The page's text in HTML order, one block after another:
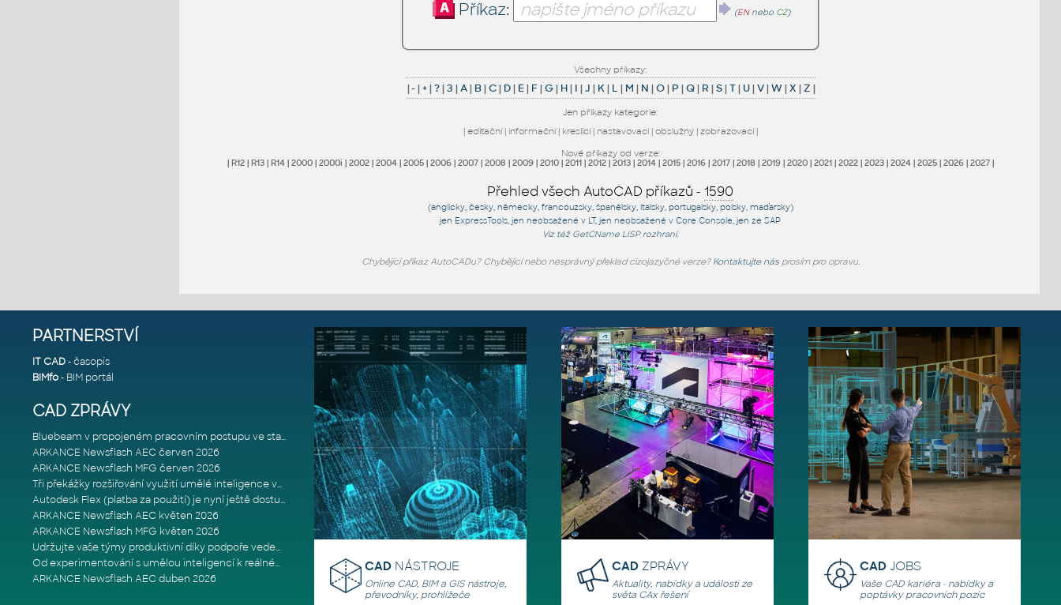
Příkaz: (ENnebo CZ)
Všechny příkazy:
|- |+|?|3 |A| B|C| D| E| F |G| H| I |J | K| L | M | N |O| P |Q| R |S|T| U|V|W|X |Z |
Jen příkazy kategorie:
| editační| informační| kreslicí| nastavovací| obslužný| zobrazovací|
Nové příkazy od verze:
| R12| R13| R14| 2000| 2000i | 2002| 2004| 2005| 2006| 2007| 2008 | 2009| 2010| 2011| 2012| 2013| 2014| 2015| 2016| 2017| 2018 | 2019| 2020| 2021| 2022| 2023| 2024| 2025| 2026| 2027|
Přehled všech AutoCAD příkazů - 1590
(anglicky, česky, německy, francouzsky, španělsky, italsky, portugalsky, polsky, maďarsky)
jen ExpressTools, jenneobsažené v LT, jenneobsažené v Core Console, jenze SAP
Viz též GetCName LISP rozhraní.
Chybějící příkaz AutoCADu? Chybějící nebo nesprávný překlad cizojazyčné verze? Kontaktujte násprosím pro opravu.
PARTNERSTVÍ
IT CAD- časopis
BIMfo- BIM portál
CAD ZPRÁVY
Bluebeam v propojeném pracovním postupu ve stavebnictví: Proč je int
ARKANCE Newsflash AEC červen 2026
ARKANCE Newsflash MFG červen 2026
Tři překážky rozšiřování využití umělé inteligence ve stavebním prům
Autodesk Flex (platba za použití) je nyní ještě dostupnější
ARKANCE Newsflash AEC květen 2026
ARKANCE Newsflash MFG květen 2026
Udržujte vaše týmy produktivní díky podpoře vedené odborníky
Od experimentování s umělou inteligencí k reálnému dopadu na podniká
ARKANCE Newsflash AEC duben 2026
CAD NÁSTROJE
Online CAD, BIM a GIS nástroje,
převodníky, prohlížeče
CAD ZPRÁVY
Aktuality, nabídky a události ze
světa CAx řešení
CADJOBS
Vaše CAD kariéra - nabídky a
poptávky pracovních pozic